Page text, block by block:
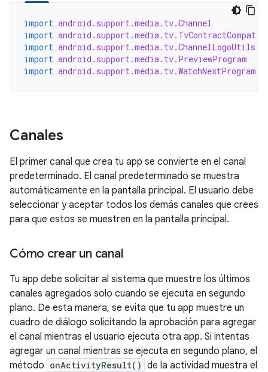
import android.support.media.tv.Channel
import android.support.media.tv.TvContractCompat
import android.support.media.tv.ChannelLogoUtils
import android.support.media.tv.PreviewProgram
import android.support.media.tv.WatchNextProgram
Canales
El primer canal que crea tu app se convierte en el canal
predeterminado. El canal predeterminado se muestra
automáticamente en la pantalla principal. El usuario debe
seleccionar y aceptar todos los demás canales que crees
para que estos se muestren en la pantalla principal.
Cómo crear un canal
Tu app debe solicitar al sistema que muestre los últimos
canales agregados solo cuando se ejecuta en segundo
plano. De esta manera, se evita que tu app muestre un
cuadro de diálogo solicitando la aprobación para agregar
el canal mientras el usuario ejecuta otra app. Si intentas
agregar un canal mientras se ejecuta en segundo plano, el
método onActivityResult() de la actividad muestra el